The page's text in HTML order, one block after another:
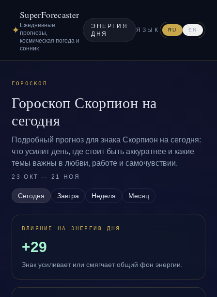
✦
SuperForecaster
Ежедневные
прогнозы,
космическая погода и
сонник
ЭНЕРГИЯ
ДНЯ
ЯЗЫК RU EN
ГОРОСКОП
Гороскоп Скорпион на
сегодня
Подробный прогноз для знака Скорпион на сегодня:
что усилит день, где стоит быть аккуратнее и какие
темы важны в любви, работе и самочувствии.
23 ОКТ — 21 НОЯ
Сегодня Завтра Неделя Месяц
ВЛИЯНИЕ НА ЭНЕРГИЮ ДНЯ
+29
Знак усиливает или смягчает общий фон энергии.